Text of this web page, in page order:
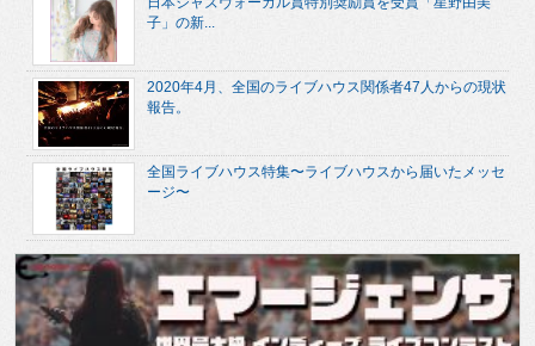
子」の新...
2020年4月、全国のライブハウス関係者47人からの現状
報告。
全国ライブハウス特集〜ライブハウスから届いたメッセ
ージ〜